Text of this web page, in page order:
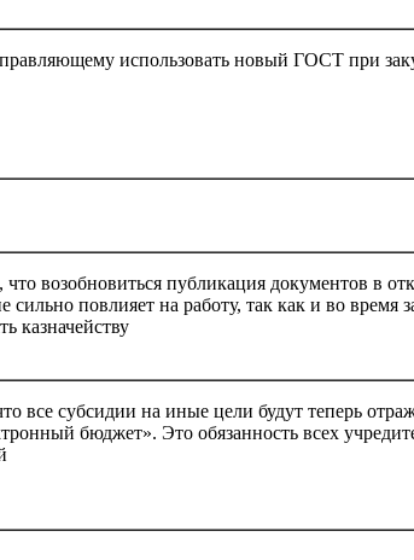
использовать новый ГОСТ при
возобновиться публикация документов в
сильно повлияет на работу, так как и во время
казначейству
все субсидии на иные цели будут теперь
бюджет». Это обязанность всех